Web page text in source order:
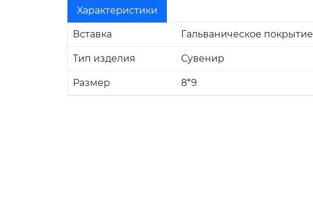
Характеристики
Вставка Гальваническое покрытие
Тип изделия Сувенир
Размер 8*9